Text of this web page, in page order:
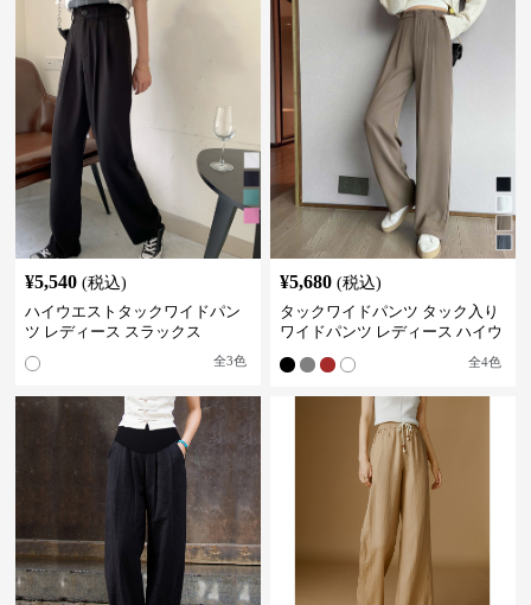
¥5,540 (税込)
ハイウエストタックワイドパン
ツ レディース スラックス
全3色
¥5,680 (税込)
タックワイドパンツ タック入り
ワイドパンツ レディース ハイウ
全4色